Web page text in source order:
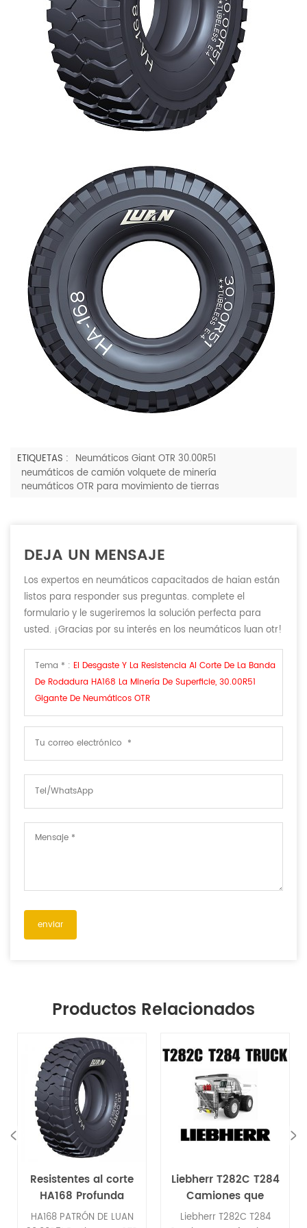
ETIQUETAS : Neumáticos Giant OTR 30.00R51
neumáticos de camión volquete de minería
neumáticos OTR para movimiento de tierras
DEJA UN MENSAJE
Los expertos en neumáticos capacitados de haian están
listos para responder sus preguntas. complete el
formulario y le sugeriremos la solución perfecta para
usted. ¡Gracias por su interés en los neumáticos luan otr!
Tema * : El Desgaste Y La Resistencia Al Corte De La Banda
De Rodadura HA168 La Minería De Superficie, 30.00R51
Gigante De Neumáticos OTR
Productos Relacionados
Resistentes al corte
HA168 Profunda
Patrón de banda de
HA168 PATRÓN DE LUAN
Liebherr T282C T284
Camiones que
funcionan en la
Liebherr T282C T284